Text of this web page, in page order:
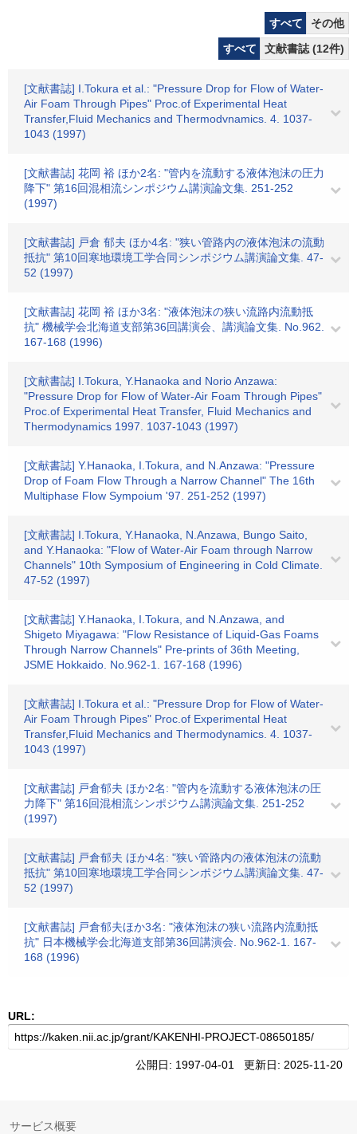
すべて
その他
すべて
文献書誌 (12件)
[文献書誌] I.Tokura et al.: "Pressure Drop for Flow of Water-
Air Foam Through Pipes" Proc.of Experimental Heat
Transfer,Fluid Mechanics and Thermodvnamics. 4. 1037-
1043 (1997)
[文献書誌] 花岡 裕 ほか2名: "管内を流動する液体泡沫の圧力
降下" 第16回混相流シンポジウム講演論文集. 251-252
(1997)
[文献書誌] 戸倉 郁夫 ほか4名: "狭い管路内の液体泡沫の流動
抵抗" 第10回寒地環境工学合同シンポジウム講演論文集. 47-
52 (1997)
[文献書誌] 花岡 裕 ほか3名: "液体泡沫の狭い流路内流動抵
抗" 機械学会北海道支部第36回講演会、講演論文集. No.962.
167-168 (1996)
[文献書誌] I.Tokura, Y.Hanaoka and Norio Anzawa:
"Pressure Drop for Flow of Water-Air Foam Through Pipes"
Proc.of Experimental Heat Transfer, Fluid Mechanics and
Thermodynamics 1997. 1037-1043 (1997)
[文献書誌] Y.Hanaoka, I.Tokura, and N.Anzawa: "Pressure
Drop of Foam Flow Through a Narrow Channel" The 16th
Multiphase Flow Sympoium '97. 251-252 (1997)
[文献書誌] I.Tokura, Y.Hanaoka, N.Anzawa, Bungo Saito,
and Y.Hanaoka: "Flow of Water-Air Foam through Narrow
Channels" 10th Symposium of Engineering in Cold Climate.
47-52 (1997)
[文献書誌] Y.Hanaoka, I.Tokura, and N.Anzawa, and
Shigeto Miyagawa: "Flow Resistance of Liquid-Gas Foams
Through Narrow Channels" Pre-prints of 36th Meeting,
JSME Hokkaido. No.962-1. 167-168 (1996)
[文献書誌] I.Tokura et al.: "Pressure Drop for Flow of Water-
Air Foam Through Pipes" Proc.of Experimental Heat
Transfer,Fluid Mechanics and Thermodynamics. 4. 1037-
1043 (1997)
[文献書誌] 戸倉郁夫 ほか2名: "管内を流動する液体泡沫の圧
力降下" 第16回混相流シンポジウム講演論文集. 251-252
(1997)
[文献書誌] 戸倉郁夫 ほか4名: "狭い管路内の液体泡沫の流動
抵抗" 第10回寒地環境工学合同シンポジウム講演論文集. 47-
52 (1997)
[文献書誌] 戸倉郁夫ほか3名: "液体泡沫の狭い流路内流動抵
抗" 日本機械学会北海道支部第36回講演会. No.962-1. 167-
168 (1996)
URL:
公開日: 1997-04-01 更新日: 2025-11-20
サービス概要